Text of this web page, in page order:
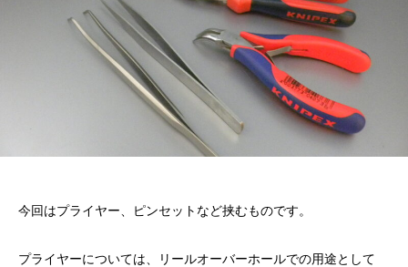
セルフメンテナンス用品
セルフメンテナンス用品（Selffishオリジナル）
ラインを巻き込むときの工夫
シマノ スピニング
今回はプライヤー、ピンセットなど挟むものです。
プライヤーについては、リールオーバーホールでの用途として